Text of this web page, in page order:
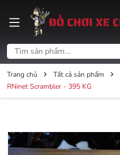
Trang chủ Tất cả sản phẩm
RNinet Scrambler - 395 KG